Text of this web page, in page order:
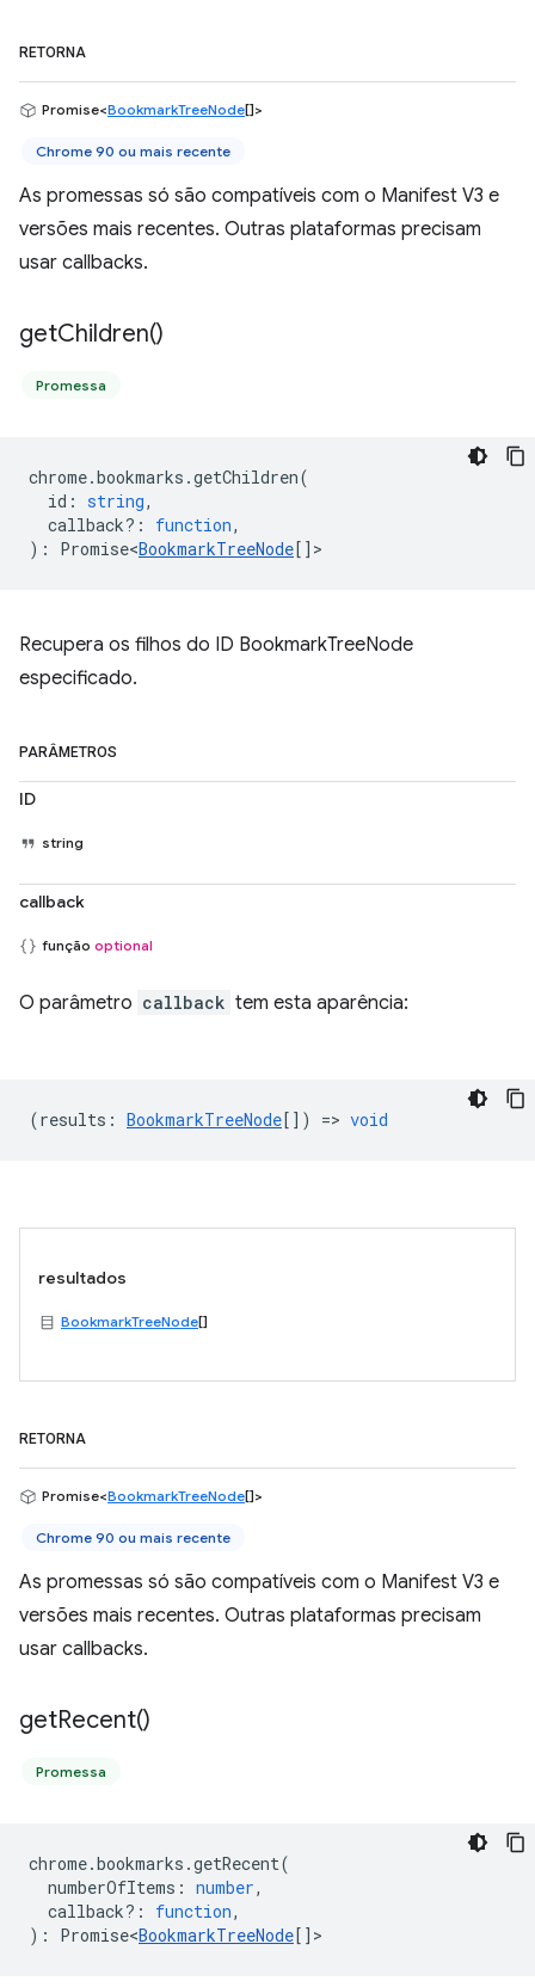
RETORNA
Promise<BookmarkTreeNode[]>
Chrome 90 ou mais recente
As promessas só são compatíveis com o Manifest V3 e
versões mais recentes. Outras plataformas precisam
usar callbacks.
getChildren()
Promessa
chrome.bookmarks .getChildren(
id : string,
callback? : function,
) : Promise<BookmarkTreeNode[] >
Recupera os filhos do ID BookmarkTreeNode
especificado.
PARÂMETROS
ID
string
callback
função optional
O parâmetro callback tem esta aparência:
(results : BookmarkTreeNode[]) => void
resultados
BookmarkTreeNode[]
RETORNA
Promise<BookmarkTreeNode[]>
Chrome 90 ou mais recente
As promessas só são compatíveis com o Manifest V3 e
versões mais recentes. Outras plataformas precisam
usar callbacks.
getRecent()
Promessa
chrome.bookmarks .getRecent(
numberOfItems : number,
callback? : function,
) : Promise<BookmarkTreeNode[] >